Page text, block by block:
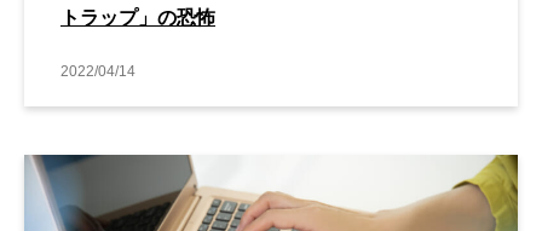
トラップ」の恐怖
2022/04/14